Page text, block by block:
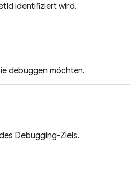
identifiziert wird.
debuggen möchten.
Debugging-Ziels.